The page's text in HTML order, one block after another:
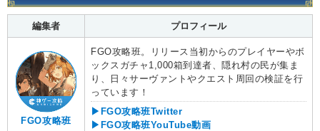
編集者 プロフィール
FGO攻略班
FGO攻略班。リリース当初からのプレイヤーやボ
ックスガチャ1,000箱到達者、隠れ村の民が集ま
り、日々サーヴァントやクエスト周回の検証を行
っています！
▶FGO攻略班Twitter
▶FGO攻略班YouTube動画